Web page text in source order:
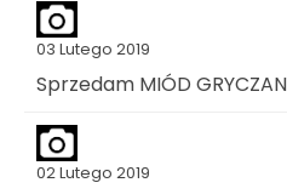
03 Lutego 2019
Sprzedam MIÓD
02 Lutego 2019